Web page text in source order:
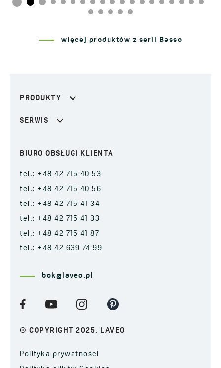
więcej produktów z serii Basso
PRODUKTY
SERWIS
BIURO OBSŁUGI KLIENTA
tel.: +48 42 715 40 53
tel.: +48 42 715 40 56
tel.: +48 42 715 41 34
tel.: +48 42 715 41 33
tel.: +48 42 715 41 87
tel.: +48 42 639 74 99
bok@laveo.pl
© COPYRIGHT 2025. LAVEO
Polityka prywatności